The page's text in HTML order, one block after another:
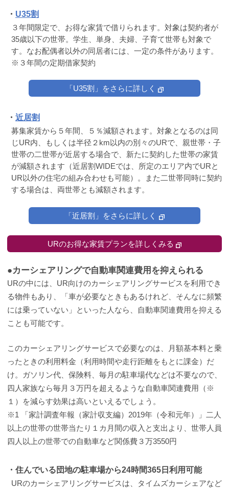
・ U35割
３年間限定で、お得な家賃で借りられます。対象は契約者が
35歳以下の世帯。学生、単身、夫婦、子育て世帯も対象で
す。なお配偶者以外の同居者には、一定の条件があります。
※３年間の定期借家契約
「U35割」をさらに詳しく
・ 近居割
募集家賃から５年間、５％減額されます。対象となるのは同
じUR内、もしくは半径２km以内の別々のURで、親世帯・子
世帯の二世帯が近居する場合で、新たに契約した世帯の家賃
が減額されます（近居割WIDEでは、所定のエリア内でURと
UR以外の住宅の組み合わせも可能）。また二世帯同時に契約
する場合は、両世帯とも減額されます。
「近居割」をさらに詳しく
URのお得な家賃プランを詳しくみる
●カーシェアリングで自動車関連費用を抑えられる
URの中には、UR向けのカーシェアリングサービスを利用でき
る物件もあり、「車が必要なときもあるけれど、そんなに頻繁
には乗っていない」といった人なら、自動車関連費用を抑える
ことも可能です。
このカーシェアリングサービスで必要なのは、月額基本料と乗
ったときの利用料金（利用時間や走行距離をもとに課金）だ
け。ガソリン代、保険料、毎月の駐車場代などは不要なので、
四人家族なら毎月３万円を超えるような自動車関連費用（※
１）を減らす効果は高いといえるでしょう。
※1 「家計調査年報（家計収支編）2019年（令和元年）」二人
以上の世帯の世帯当たり１カ月間の収入と支出より、世帯人員
四人以上の世帯での自動車など関係費３万3550円
・住んでいる団地の駐車場から24時間365日利用可能
URのカーシェアリングサービスは、タイムズカーシェアなど